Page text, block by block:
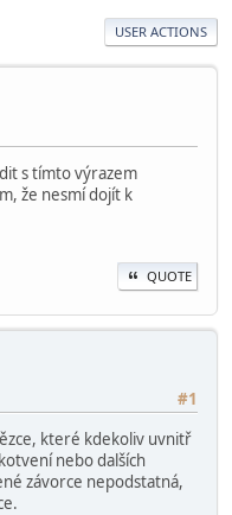
USER ACTIONS
s tímto výrazem
že nesmí dojít k
QUOTE
#1
které kdekoliv uvnitř
nebo dalších
závorce nepodstatná,